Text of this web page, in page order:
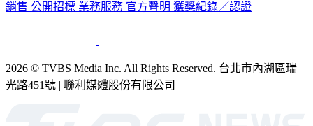
銷售 公開招標 業務服務 官方聲明 獲獎紀錄／認證
2026 © TVBS Media Inc. All Rights Reserved. 台北市內湖區瑞
光路451號 | 聯利媒體股份有限公司